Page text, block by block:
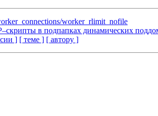
worker_rlimit_nofile
в подпапках динамических
] [ теме ] [ автору ]